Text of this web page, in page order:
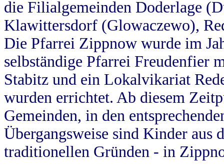
die Filialgemeinden Doderlage
Klawittersdorf (Glowaczewo),
Die Pfarrei Zippnow wurde im
selbständige Pfarrei Freudenfier
Stabitz und ein Lokalvikariat
wurden errichtet. Ab diesem
Gemeinden, in den
Übergangsweise sind Kinder aus
traditionellen Gründen - in